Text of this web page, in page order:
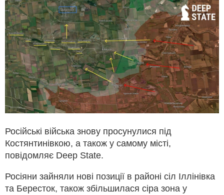
Російські війська знову просунулися під
Костянтинівкою, а також у самому місті,
повідомляє Deep State.
Росіяни зайняли нові позиції в районі сіл Іллінівка
та Бересток, також збільшилася сіра зона у